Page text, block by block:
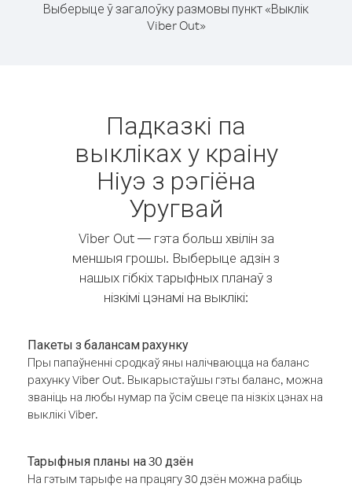
Выберыце ў загалоўку размовы пункт «Выклік
Viber Out»
Падказкі па
выкліках у краіну
Ніуэ з рэгіёна
Уругвай
Viber Out — гэта больш хвілін за
меншыя грошы. Выберыце адзін з
нашых гібкіх тарыфных планаў з
нізкімі цэнамі на выклікі:
Пакеты з балансам рахунку
Пры папаўненні сродкаў яны налічваюцца на баланс
рахунку Viber Out. Выкарыстаўшы гэты баланс, можна
званіць на любы нумар па ўсім свеце па нізкіх цэнах на
выклікі Viber.
Тарыфныя планы на 30 дзён
На гэтым тарыфе на працягу 30 дзён можна рабіць